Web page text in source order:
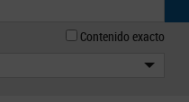
Contenido exacto